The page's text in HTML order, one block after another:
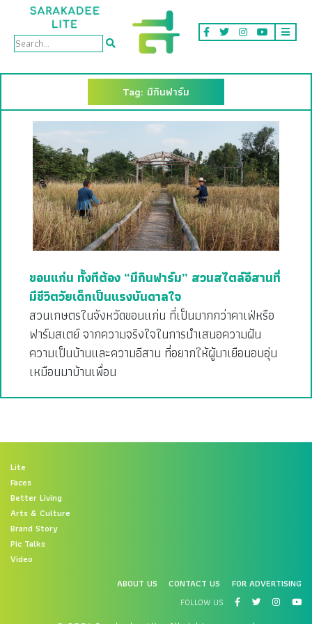
Tag: มีกินฟาร์ม
ขอนแก่น ทั้งทีต้อง “มีกินฟาร์ม” สวนสไตล์อีสานที่
มีชีวิตวัยเด็กเป็นแรงบันดาลใจ
สวนเกษตรในจังหวัดขอนแก่น ที่เป็นมากกว่าคาเฟ่หรือ
ฟาร์มสเตย์ จากความจริงใจในการนำเสนอความฝัน
ความเป็นบ้านและความอีสาน ที่อยากให้ผู้มาเยือนอบอุ่น
เหมือนมาบ้านเพื่อน
Lite
Faces
Better Living
Arts & Culture
Brand Story
Pic Talks
Video
ABOUT US
CONTACT US
FOR ADVERTISING
FOLLOW US